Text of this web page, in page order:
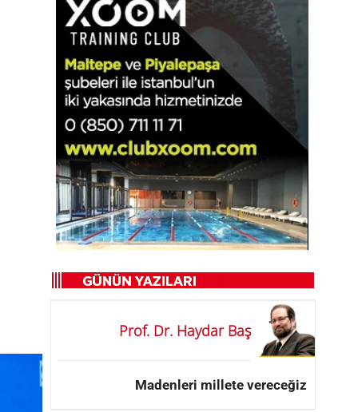
Prof. Dr. Haydar Baş
Madenleri millete vereceğiz